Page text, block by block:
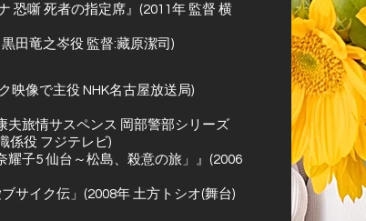
恐噺 死者の指定席』(2011年 監督 横
田竜之岑役 監督:藏原潔司)
映像で主役 NHK名古屋放送局)
夫旅情サスペンス 岡部警部シリーズ
係役 フジテレビ)
耀子5 仙台～松島、殺意の旅」』(2006
サイク伝」(2008年 土方トシオ(舞台)